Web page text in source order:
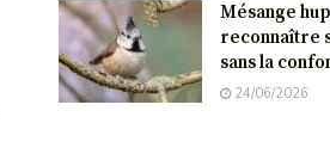
Mésange
reconnaître
sans la
24/06/2026